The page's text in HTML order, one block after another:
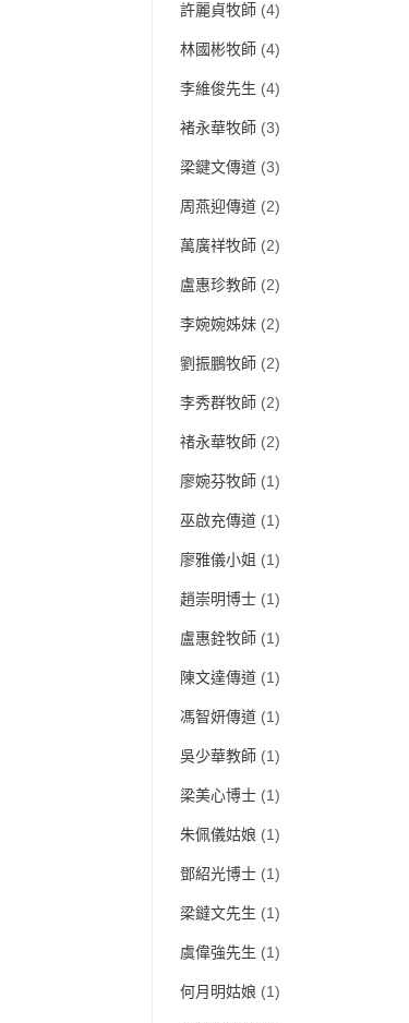
許麗貞牧師 (4)
林國彬牧師 (4)
李維俊先生 (4)
褚永華牧師 (3)
梁鍵文傳道 (3)
周燕迎傳道 (2)
萬廣祥牧師 (2)
盧惠珍教師 (2)
李婉婉姊妹 (2)
劉振鵬牧師 (2)
李秀群牧師 (2)
禇永華牧師 (2)
廖婉芬牧師 (1)
巫啟充傳道 (1)
廖雅儀小姐 (1)
趙崇明博士 (1)
盧惠銓牧師 (1)
陳文達傳道 (1)
馮智妍傳道 (1)
吳少華教師 (1)
梁美心博士 (1)
朱佩儀姑娘 (1)
鄧紹光博士 (1)
梁鐽文先生 (1)
虞偉強先生 (1)
何月明姑娘 (1)